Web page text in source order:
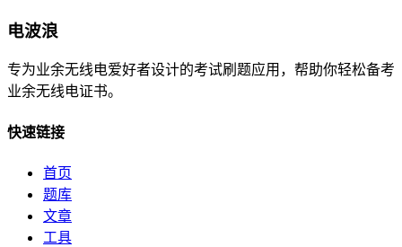
电波浪
专为业余无线电爱好者设计的考试刷题应用，帮助你轻松备考
业余无线电证书。
快速链接
首页
题库
文章
工具